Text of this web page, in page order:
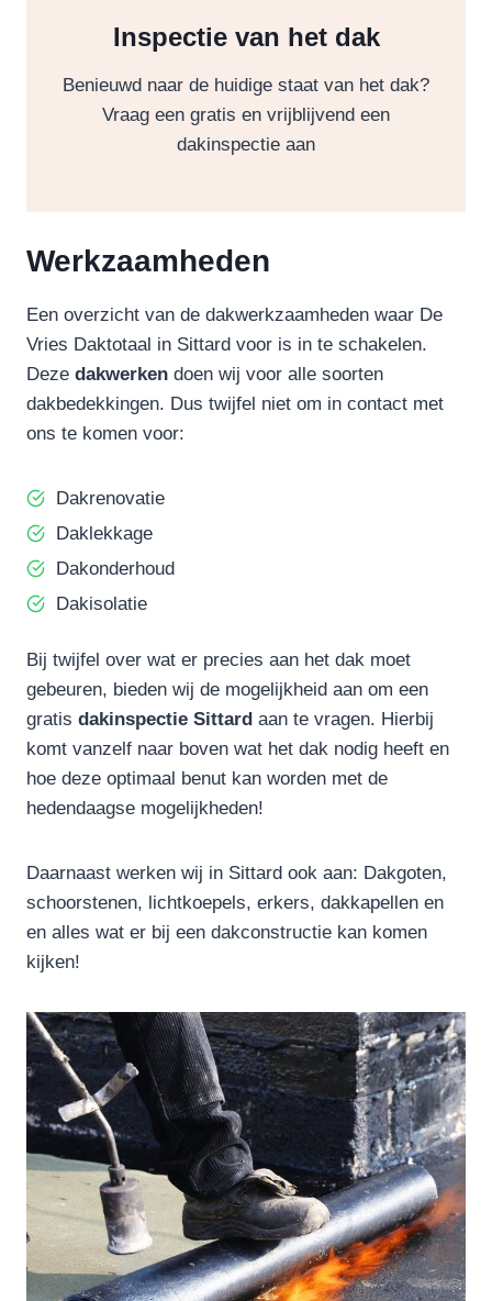
Inspectie van het dak
Benieuwd naar de huidige staat van het dak?
Vraag een gratis en vrijblijvend een
dakinspectie aan
Werkzaamheden
Een overzicht van de dakwerkzaamheden waar De
Vries Daktotaal in Sittard voor is in te schakelen.
Deze dakwerken doen wij voor alle soorten
dakbedekkingen. Dus twijfel niet om in contact met
ons te komen voor:
Dakrenovatie
Daklekkage
Dakonderhoud
Dakisolatie
Bij twijfel over wat er precies aan het dak moet
gebeuren, bieden wij de mogelijkheid aan om een
gratis dakinspectie Sittard aan te vragen. Hierbij
komt vanzelf naar boven wat het dak nodig heeft en
hoe deze optimaal benut kan worden met de
hedendaagse mogelijkheden!
Daarnaast werken wij in Sittard ook aan: Dakgoten,
schoorstenen, lichtkoepels, erkers, dakkapellen en
en alles wat er bij een dakconstructie kan komen
kijken!